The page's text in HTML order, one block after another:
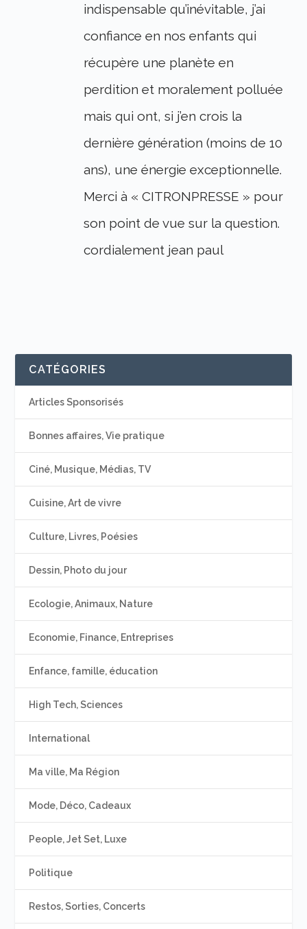
indispensable qu’inévitable, j’ai
confiance en nos enfants qui
récupère une planète en
perdition et moralement polluée
mais qui ont, si j’en crois la
dernière génération (moins de 10
ans), une énergie exceptionnelle.
Merci à « CITRONPRESSE » pour
son point de vue sur la question.
cordialement jean paul
CATÉGORIES
Articles Sponsorisés
Bonnes affaires, Vie pratique
Ciné, Musique, Médias, TV
Cuisine, Art de vivre
Culture, Livres, Poésies
Dessin, Photo du jour
Ecologie, Animaux, Nature
Economie, Finance, Entreprises
Enfance, famille, éducation
High Tech, Sciences
International
Ma ville, Ma Région
Mode, Déco, Cadeaux
People, Jet Set, Luxe
Politique
Restos, Sorties, Concerts